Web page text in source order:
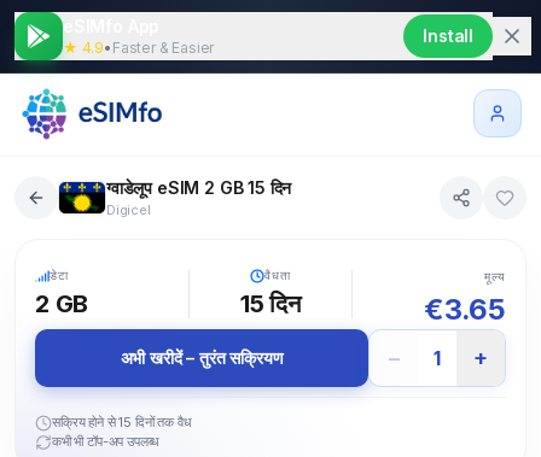
★ 4.9• Faster & Easier
Install
ग्वाडेलूप eSIM 2 GB 15 दिन
Digicel
डेटा
2 GB
वैधता
15 दिन
मूल्य
€3.65
अभी खरीदें – तुरंत सक्रियण − 1 +
सक्रिय होने से 15 दिनों तक वैध
कभी भी टॉप-अप उपलब्ध